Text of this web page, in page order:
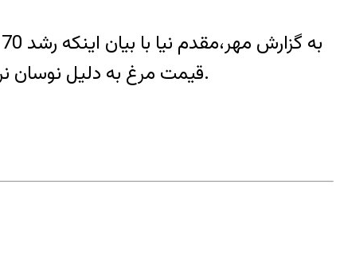
قیمت مرغ به دلیل نوسان نرخ ارزو کمبود نهاده ها در بازار بوده است که امیدواریم هرچه زودتر قیمت مرغ به شرایط عادی بازگردد.